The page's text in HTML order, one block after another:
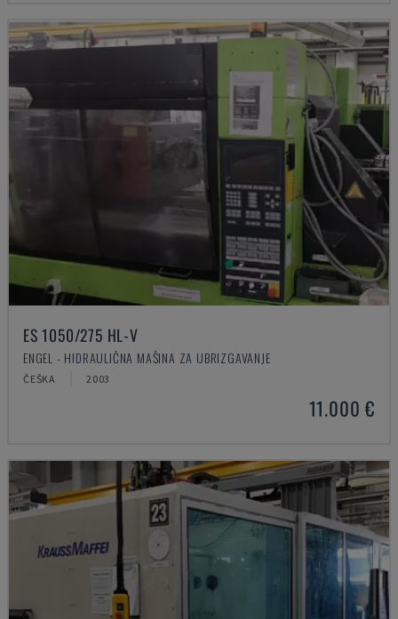
ES 1050/275 HL-V
ENGEL - HIDRAULIČNA MAŠINA ZA UBRIZGAVANJE
ČEŠKA 2003
11.000 €